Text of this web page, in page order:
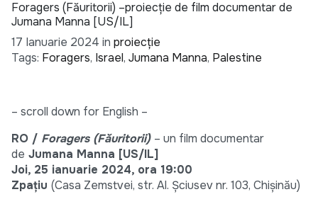
Foragers (Făuritorii) –proiecție de film documentar de
Jumana Manna [US/IL]
17 Ianuarie 2024 in proiecție
Tags: Foragers, Israel, Jumana Manna, Palestine
– scroll down for English –
RO / Foragers (Făuritorii) – un film documentar
de Jumana Manna [US/IL]
Joi, 25 ianuarie 2024, ora 19:00
Zpațiu (Casa Zemstvei, str. Al. Șciusev nr. 103, Chișinău)